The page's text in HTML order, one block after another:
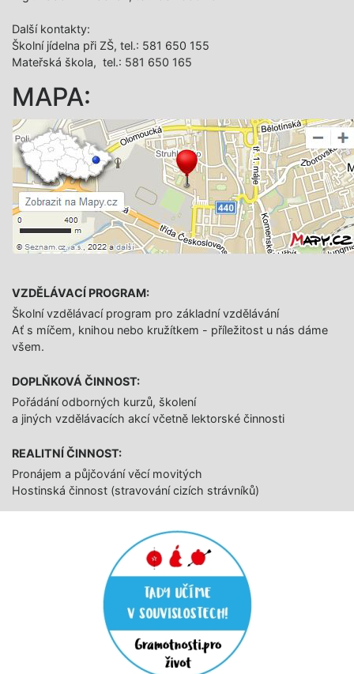
Další­ kontakty:
Školní jídelna při ZŠ, tel.: 581 650 155
Mateřská škola, tel.: 581 650 165
MAPA:
VZDĚLÁVACÍ PROGRAM:
Školní vzdělávací program pro základní vzdělávání
Ať s míčem, knihou nebo kružítkem - příležitost u nás dáme
všem.
DOPLŇKOVÁ ČINNOST:
Pořádání odborných kurzů, školení
a jiných vzdělávacích akcí včetně lektorské činnosti
REALITNÍ ČINNOST:
Pronájem a půjčování věcí movitých
Hostinská činnost (stravování cizích strávníků)